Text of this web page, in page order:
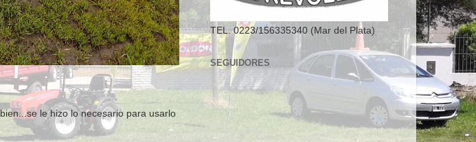
le hizo lo necesario para usarlo
TEL. 0223/156335340 (Mar del Plata)
SEGUIDORES